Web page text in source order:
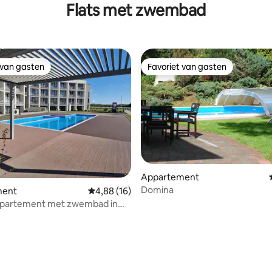
Flats met zwembad
van 4,67 uit 5, 3 recensies
gasten
gasten
Gemiddelde beoordeling van 4,88 uit 5, 16
4,88 (16)
met zwembad in
Favoriet van gasten
Favoriet van gasten
Appartement
Domina